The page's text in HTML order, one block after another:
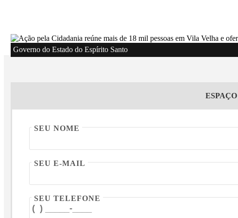
Governo do Estado do Espírito Santo
SEU NOME
SEU E-MAIL
SEU TELEFONE